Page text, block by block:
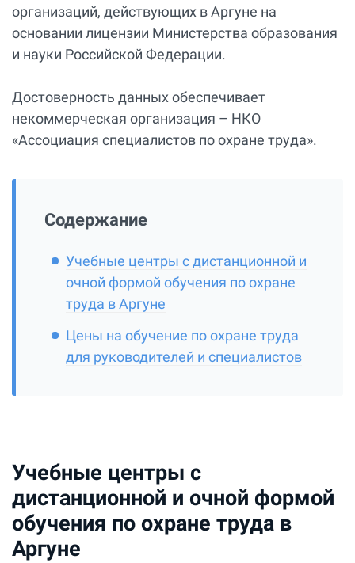
организаций, действующих в Аргуне на
основании лицензии Министерства образования
и науки Российской Федерации.
Достоверность данных обеспечивает
некоммерческая организация – НКО
«Ассоциация специалистов по охране труда».
Содержание
Учебные центры с дистанционной и
очной формой обучения по охране
труда в Аргуне
Цены на обучение по охране труда
для руководителей и специалистов
Учебные центры с
дистанционной и очной формой
обучения по охране труда в
Аргуне